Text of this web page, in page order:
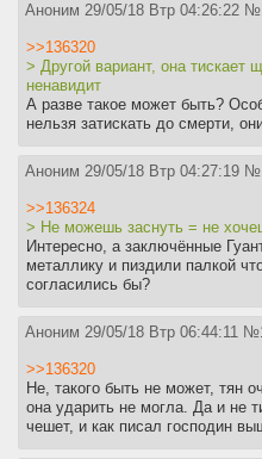
Аноним 29/05/18 Втр 04:26:22 №
>>136320
> Другой вариант, она тискает
ненавидит
А разве такое может быть?
нельзя затискать до смерти,
Аноним 29/05/18 Втр 04:27:19 №
>>136324
> Не можешь заснуть = не
Интересно, а заключённые
металлику и пиздили палкой
согласились бы?
Аноним 29/05/18 Втр 06:44:11 №
>>136320
Не, такого быть не может, тян
она ударить не могла. Да и не
чешет, и как писал господин